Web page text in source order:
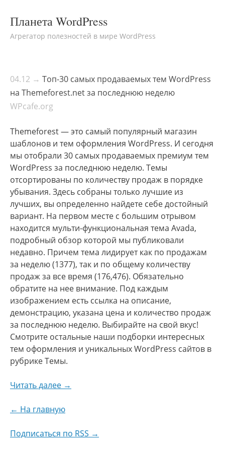
Планета WordPress
Агрегатор полезностей в мире WordPress
04.12 → Топ-30 самых продаваемых тем WordPress
на Themeforest.net за последнюю неделю
WPcafe.org
Themeforest — это самый популярный магазин
шаблонов и тем оформления WordPress. И сегодня
мы отобрали 30 самых продаваемых премиум тем
WordPress за последнюю неделю. Темы
отсортированы по количеству продаж в порядке
убывания. Здесь собраны только лучшие из
лучших, вы определенно найдете себе достойный
вариант. На первом месте с большим отрывом
находится мульти-функциональная тема Avada,
подробный обзор которой мы публиковали
недавно. Причем тема лидирует как по продажам
за неделю (1377), так и по общему количеству
продаж за все время (176,476). Обязательно
обратите на нее внимание. Под каждым
изображением есть ссылка на описание,
демонстрацию, указана цена и количество продаж
за последнюю неделю. Выбирайте на свой вкус!
Смотрите остальные наши подборки интересных
тем оформления и уникальных WordPress сайтов в
рубрике Темы.
Читать далее →
← На главную
Подписаться по RSS →